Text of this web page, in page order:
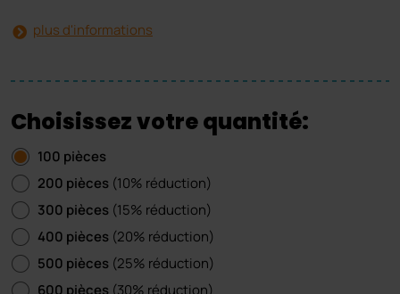
plus d'informations
Choisissez votre quantité:
100 pièces
200 pièces (10% réduction)
300 pièces (15% réduction)
400 pièces (20% réduction)
500 pièces (25% réduction)
600 pièces (30% réduction)